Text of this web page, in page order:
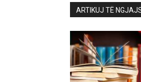
ARTIKUJ TË